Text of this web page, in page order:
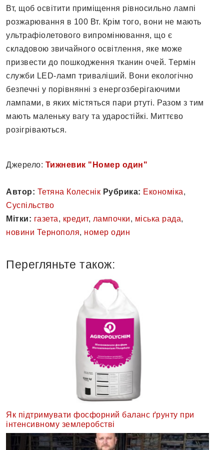
Вт, щоб освітити приміщення рівносильно лампі
розжарювання в 100 Вт. Крім того, вони не мають
ультрафіолетового випромінювання, що є
складовою звичайного освітлення, яке може
призвести до пошкодження тканин очей. Термін
служби LED-ламп триваліший. Вони екологічно
безпечні у порівнянні з енергозберігаючими
лампами, в яких містяться пари ртуті. Разом з тим
мають маленьку вагу та ударостійкі. Миттєво
розігріваються.
Джерело: Тижневик "Номер один"
Автор: Тетяна Колеснік Рубрика: Економіка,
Суспільство
Мітки: газета, кредит, лампочки, міська рада,
новини Тернополя, номер один
Перегляньте також:
Як підтримувати фосфорний баланс ґрунту при
інтенсивному землеробстві